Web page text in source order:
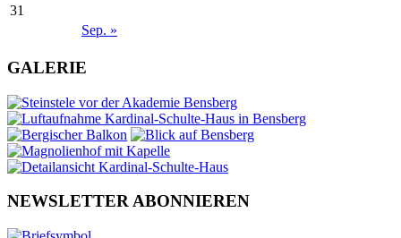
Sep. »
31
GALERIE
NEWSLETTER ABONNIEREN